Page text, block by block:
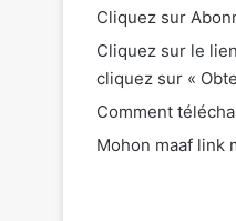
Cliquez sur
Cliquez sur le
cliquez sur «
Comment
Mohon maaf link